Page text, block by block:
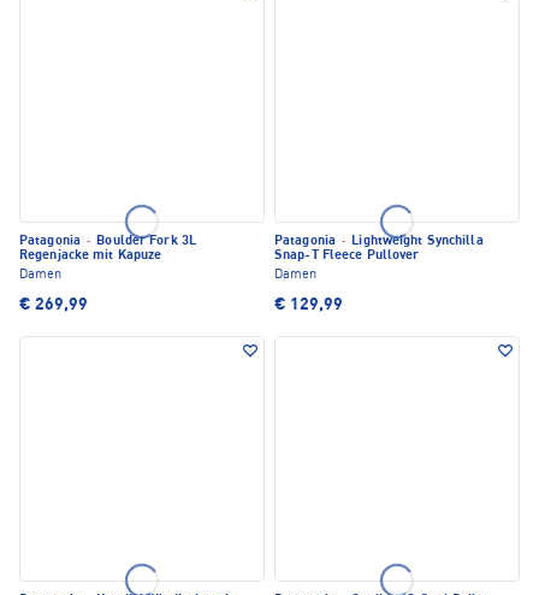
Patagonia · Boulder Fork 3L
Regenjacke mit Kapuze
Damen
€ 269,99
Patagonia · Lightweight Synchilla
Snap-T Fleece Pullover
Damen
€ 129,99